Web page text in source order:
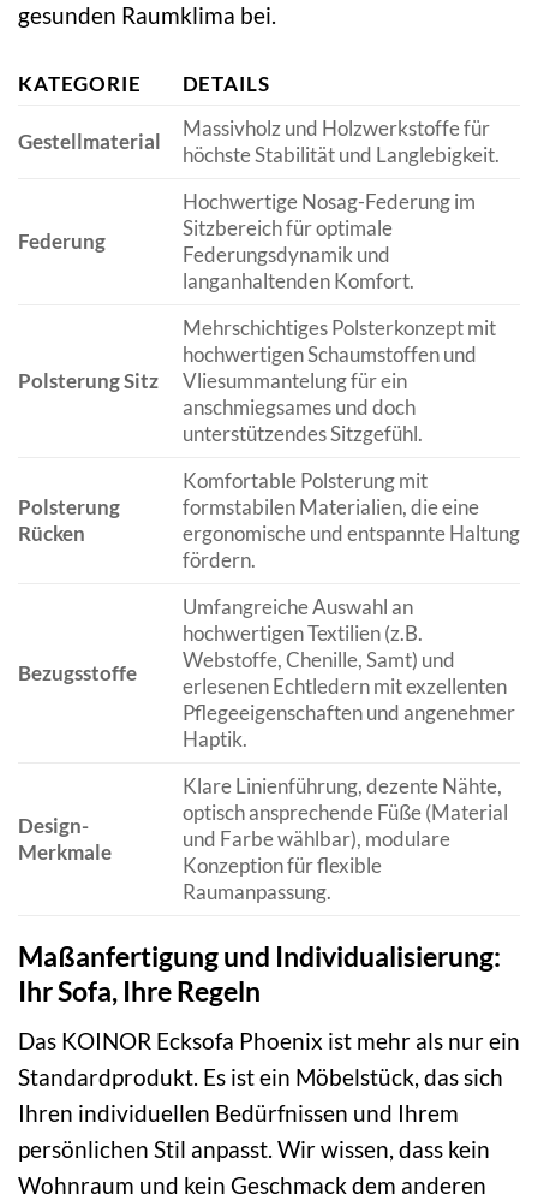
gesunden Raumklima bei.
KATEGORIE DETAILS
Gestellmaterial
Massivholz und Holzwerkstoffe für
höchste Stabilität und Langlebigkeit.
Federung
Hochwertige Nosag-Federung im
Sitzbereich für optimale
Federungsdynamik und
langanhaltenden Komfort.
Polsterung Sitz
Mehrschichtiges Polsterkonzept mit
hochwertigen Schaumstoffen und
Vliesummantelung für ein
anschmiegsames und doch
unterstützendes Sitzgefühl.
Polsterung
Rücken
Komfortable Polsterung mit
formstabilen Materialien, die eine
ergonomische und entspannte Haltung
fördern.
Bezugsstoffe
Umfangreiche Auswahl an
hochwertigen Textilien (z.B.
Webstoffe, Chenille, Samt) und
erlesenen Echtledern mit exzellenten
Pflegeeigenschaften und angenehmer
Haptik.
Design-
Merkmale
Klare Linienführung, dezente Nähte,
optisch ansprechende Füße (Material
und Farbe wählbar), modulare
Konzeption für flexible
Raumanpassung.
Maßanfertigung und Individualisierung:
Ihr Sofa, Ihre Regeln
Das KOINOR Ecksofa Phoenix ist mehr als nur ein
Standardprodukt. Es ist ein Möbelstück, das sich
Ihren individuellen Bedürfnissen und Ihrem
persönlichen Stil anpasst. Wir wissen, dass kein
Wohnraum und kein Geschmack dem anderen